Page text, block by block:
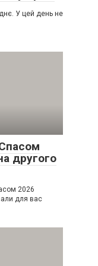
У цей день не
другого
2026
для вас